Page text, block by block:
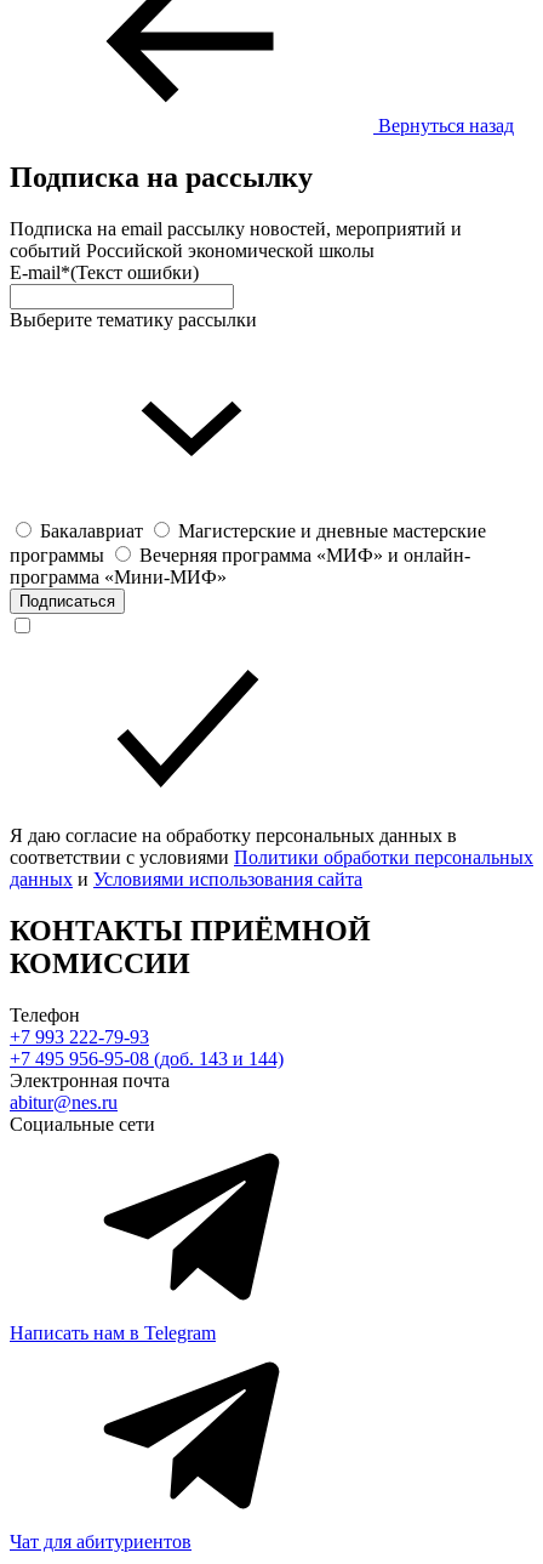
Вернуться назад
Подписка на рассылку
Подписка на email рассылку новостей, мероприятий и
событий Российской экономической школы
E-mail*(Текст ошибки)
Выберите тематику рассылки
Бакалавриат
Магистерские и дневные мастерские
программы
Вечерняя программа «МИФ» и онлайн-
программа «Мини-МИФ»
Подписаться
Я даю согласие на обработку персональных данных в
соответствии с условиями Политики обработки персональных
данных и Условиями использования сайта
КОНТАКТЫ ПРИЁМНОЙ
КОМИССИИ
Телефон
+7 993 222-79-93
+7 495 956-95-08 (доб. 143 и 144)
Электронная почта
abitur@nes.ru
Социальные сети
Написать нам в Telegram
Чат для абитуриентов